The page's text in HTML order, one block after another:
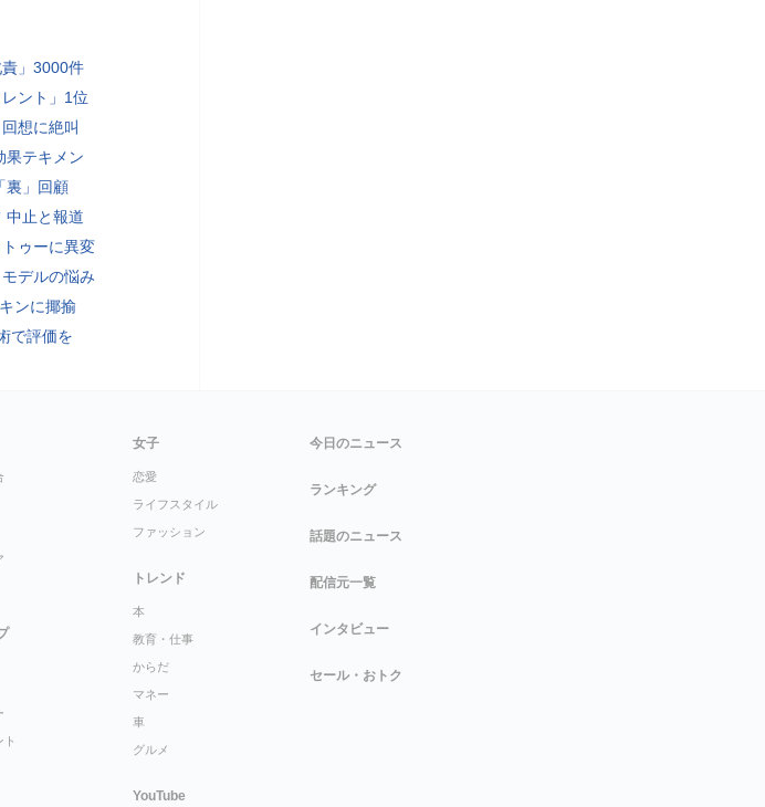
」3000件
レント」1位
想に絶叫
果テキメン
裏」回顧
中止と報道
ゥーに異変
モデルの悩み
ンに揶揄
で評価を
ト
女子
恋愛
ライフスタイル
ファッション
トレンド
本
教育・仕事
からだ
マネー
車
グルメ
YouTube
今日のニュース
ランキング
話題のニュース
配信元一覧
インタビュー
セール・おトク